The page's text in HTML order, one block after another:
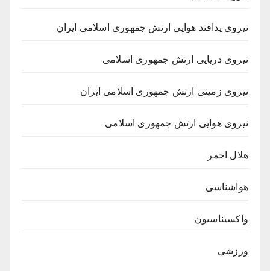
نیروی پدافند هوایی ارتش جمهوری اسلامی ایران
نیروی دریایی ارتش جمهوری اسلامی
نیروی زمینی ارتش جمهوری اسلامی ایران
نیروی هوایی ارتش جمهوری اسلامی
هلال احمر
هواشناسی
واکسیناسیون
ورزشی